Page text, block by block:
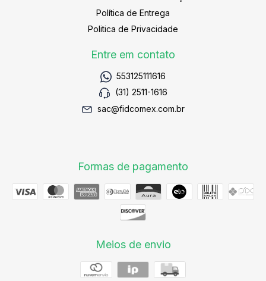
Política de Entrega
Politica de Privacidade
Entre em contato
553125111616
(31) 2511-1616
sac@fidcomex.com.br
Formas de pagamento
Meios de envio